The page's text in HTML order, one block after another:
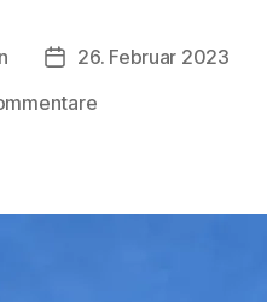
Veröffentlichungsdatum
26. Februar 2023
zu
Mai